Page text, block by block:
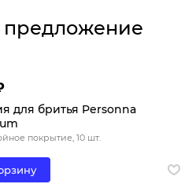
предложение
для бритья Personna
покрытие, 10 шт.